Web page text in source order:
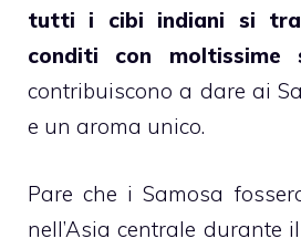
tutti i cibi indiani si
conditi con moltissime
contribuiscono a dare ai
e un aroma unico.
Pare che i Samosa
nell’Asia centrale durante